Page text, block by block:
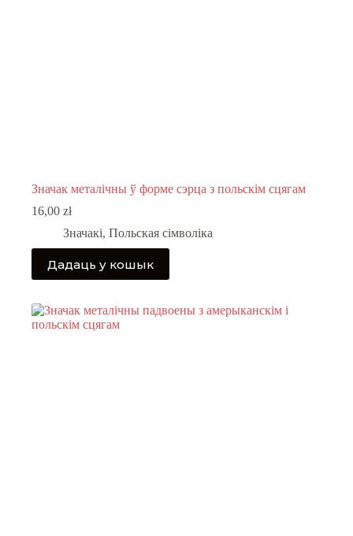
Значак металічны ў форме сэрца з польскім сцягам
16,00 zł
Значакі, Польская сімволіка
Дадаць у кошык